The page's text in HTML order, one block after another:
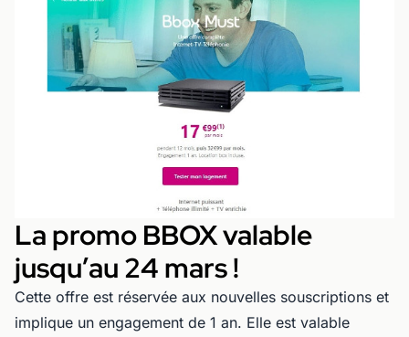
La promo BBOX valable
jusqu’au 24 mars !
Cette offre est réservée aux nouvelles souscriptions et
implique un engagement de 1 an. Elle est valable